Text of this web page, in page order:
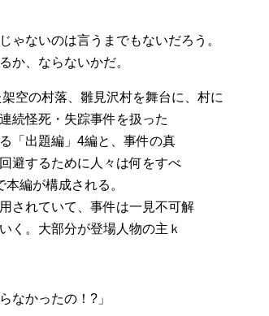
ゃないのは言うまでもないだろう。
か、ならないかだ。
空の村落、雛見沢村を舞台に、村に
続怪死・失踪事件を扱った
「出題編」4編と、事件の真
避するために人々は何をすべ
編が構成される。
されていて、事件は一見不可解
く。大部分が登場人物の主ｋ
なかったの！?」